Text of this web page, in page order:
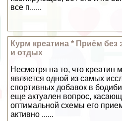
все п......
Курм креатина * Приём без
и отдых
Несмотря на то, что креатин
является одной из самых
спортивных добавок в
еще актуален вопрос,
оптимальной схемы его
активно ......